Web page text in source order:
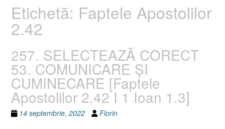
Etichetă: Faptele Apostolilor
2.42
257. SELECTEAZĂ CORECT
53. COMUNICARE ȘI
CUMINECARE [Faptele
Apostolilor 2.42 I 1 Ioan 1.3]
14 septembrie, 2022 Florin